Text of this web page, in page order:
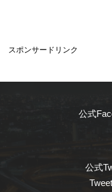
スポンサードリンク
公式
公式